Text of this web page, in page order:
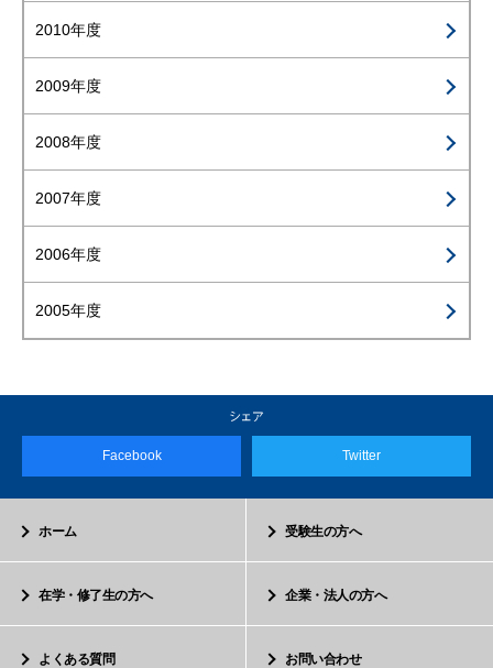
2010年度
2009年度
2008年度
2007年度
2006年度
2005年度
Facebook Twitter
ホーム 受験生の方へ
在学・修了生の方へ 企業・法人の方へ
よくある質問 お問い合わせ